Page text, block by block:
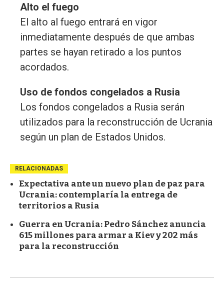
Alto el fuego
El alto al fuego entrará en vigor
inmediatamente después de que ambas
partes se hayan retirado a los puntos
acordados.
Uso de fondos congelados a Rusia
Los fondos congelados a Rusia serán
utilizados para la reconstrucción de Ucrania
según un plan de Estados Unidos.
RELACIONADAS
Expectativa ante un nuevo plan de paz para
Ucrania: contemplaría la entrega de
territorios a Rusia
Guerra en Ucrania: Pedro Sánchez anuncia
615 millones para armar a Kiev y 202 más
para la reconstrucción